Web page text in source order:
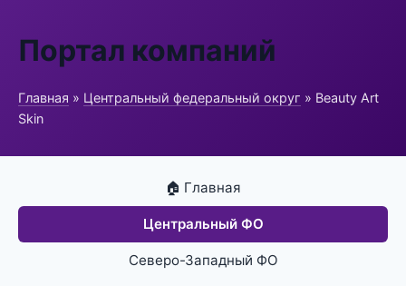
Портал компаний
Главная » Центральный федеральный округ » Beauty Art
Skin
🏠 Главная
Центральный ФО
Северо-Западный ФО